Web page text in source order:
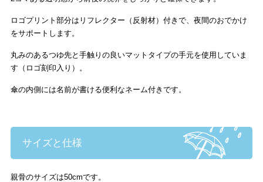
ロゴプリント部分はリフレクター（反射材）付きで、夜間のおでかけ
をサポートします。
丸みのあるつゆ先と手触りの良いマットタイプの手元を使用していま
す（ロゴ刻印入り）。
傘の内側には名前が書ける便利なネーム付きです。
サイズと仕様
親骨のサイズは50cmです。